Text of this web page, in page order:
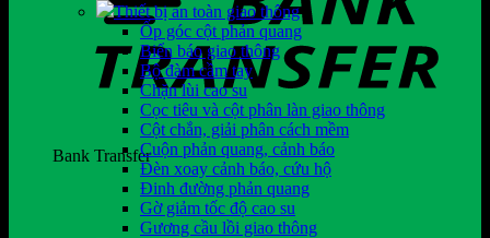
Bank Transfer
Thiết bị an toàn giao thông
Ốp góc cột phản quang
Biển báo giao thông
Bộ đàm cầm tay
Chặn lùi cao su
Cọc tiêu và cột phân làn giao thông
Cột chắn, giải phân cách mềm
Cuộn phản quang, cảnh báo
Đèn xoay cảnh báo, cứu hộ
Đinh đường phản quang
Gờ giảm tốc độ cao su
Gương cầu lồi giao thông